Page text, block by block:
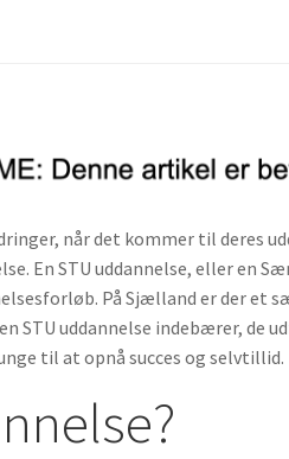
når det kommer til deres
En STU uddannelse, eller
På Sjælland er der et
STU uddannelse indebærer, de
til at opnå succes og selvtillid.